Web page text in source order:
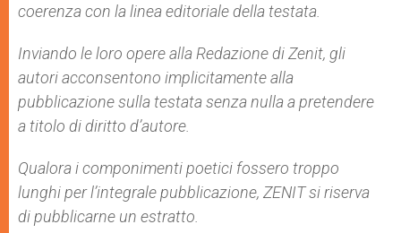
coerenza con la linea editoriale della testata.
Inviando le loro opere alla Redazione di Zenit, gli
autori acconsentono implicitamente alla
pubblicazione sulla testata senza nulla a pretendere
a titolo di diritto d’autore.
Qualora i componimenti poetici fossero troppo
lunghi per l’integrale pubblicazione, ZENIT si riserva
di pubblicarne un estratto.